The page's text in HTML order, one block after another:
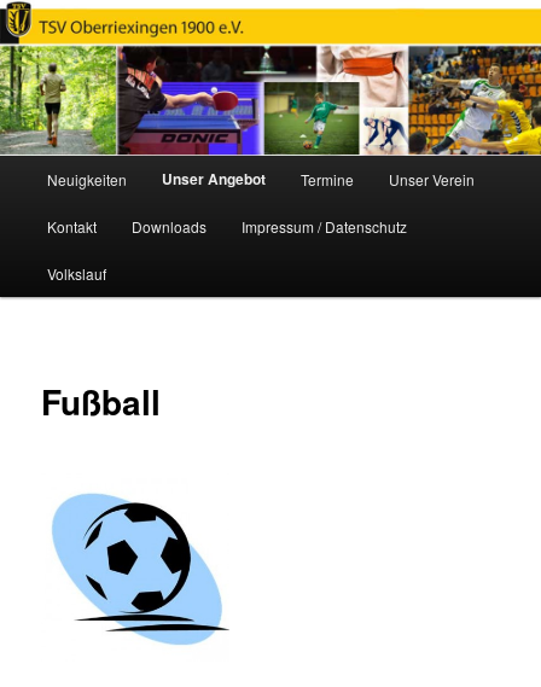
TSV Oberriexingen e.V. 1900
Zum
primären
Inhalt
Neuigkeiten Unser Angebot Termine Unser Verein
Kontakt Downloads Impressum / Datenschutz
Volkslauf
Fußball